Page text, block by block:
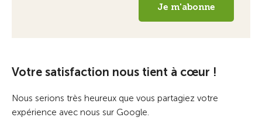
Votre satisfaction nous tient à cœur !
Nous serions très heureux que vous partagiez votre
expérience avec nous sur Google.